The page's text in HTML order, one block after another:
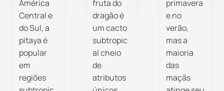
América
Central e
do Sul, a
pitaya é
popular
em
regiões
fruta do
dragão é
um cacto
subtropic
al cheio
de
atributos
primavera
e no
verão,
mas a
maioria
das
maçãs